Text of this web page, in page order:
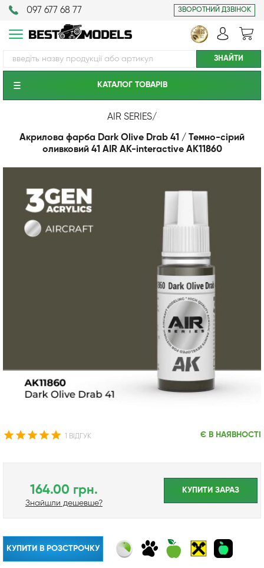
097 677 68 77 ЗВОРОТНИЙ ДЗВІНОК
КАТАЛОГ ТОВАРIВ
AIR SERIES/
Акрилова фарба Dark Olive Drab 41 / Темно-сірий
оливковий 41 AIR АК-interactive AK11860
1 ВІДГУК Є В НАЯВНОСТІ
164.00 грн.
Знайшли дешевше?
КУПИТИ ЗАРАЗ
КУПИТИ В РОЗСТРОЧКУ